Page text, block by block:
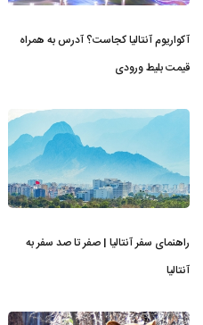
آکواریوم آنتالیا کجاست؟ آدرس به همراه
قیمت بلیط ورودی
راهنمای سفر آنتالیا | صفر تا صد سفر به
آنتالیا